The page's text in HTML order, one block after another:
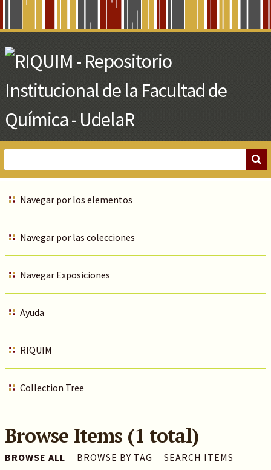
Main
Content
Navegar por los elementos
Navegar por las colecciones
Navegar Exposiciones
Ayuda
RIQUIM
Collection Tree
Browse Items (1 total)
BROWSE ALL BROWSE BY TAG SEARCH ITEMS